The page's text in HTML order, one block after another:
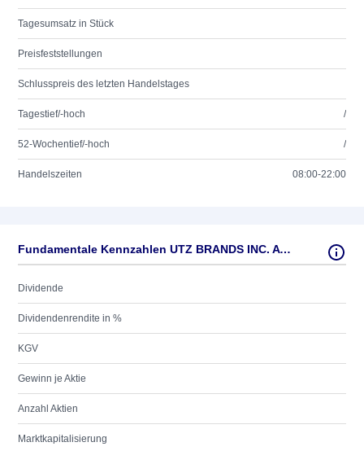
Tagesumsatz in Stück
Preisfeststellungen
Schlusspreis des letzten Handelstages
Tagestief/-hoch /
52-Wochentief/-hoch /
Handelszeiten 08:00-22:00
Fundamentale Kennzahlen UTZ BRANDS INC. A -,0001
Dividende
Dividendenrendite in %
KGV
Gewinn je Aktie
Anzahl Aktien
Marktkapitalisierung